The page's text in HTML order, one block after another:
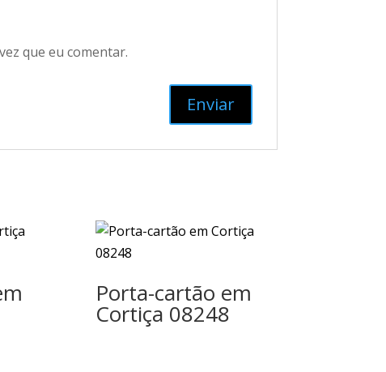
que eu comentar.
Porta-cartão em
Cortiça 08248